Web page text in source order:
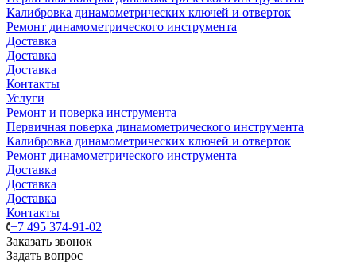
Калибровка динамометрических ключей и отверток
Ремонт динамометрического инструмента
Доставка
Доставка
Доставка
Контакты
Услуги
Ремонт и поверка инструмента
Первичная поверка динамометрического инструмента
Калибровка динамометрических ключей и отверток
Ремонт динамометрического инструмента
Доставка
Доставка
Доставка
Контакты
+7 495 374-91-02
Заказать звонок
Задать вопрос